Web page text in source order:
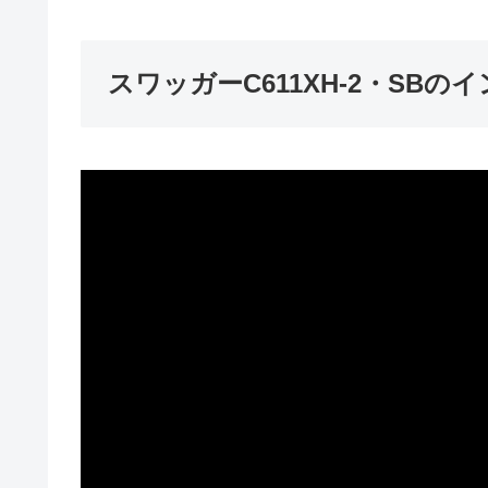
スワッガーC611XH-2・SBのイ